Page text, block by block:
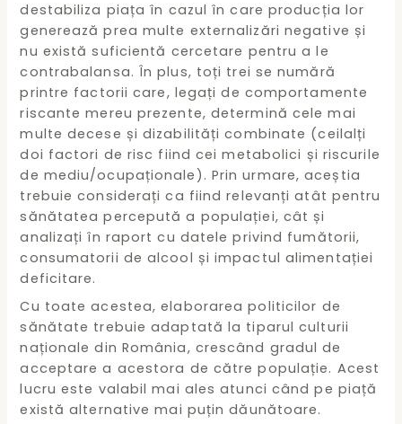
destabiliza piața în cazul în care producția lor
generează prea multe externalizări negative și
nu există suficientă cercetare pentru a le
contrabalansa. În plus, toți trei se numără
printre factorii care, legați de comportamente
riscante mereu prezente, determină cele mai
multe decese și dizabilități combinate (ceilalți
doi factori de risc fiind cei metabolici și riscurile
de mediu/ocupaționale). Prin urmare, aceștia
trebuie considerați ca fiind relevanți atât pentru
sănătatea percepută a populației, cât și
analizați în raport cu datele privind fumătorii,
consumatorii de alcool și impactul alimentației
deficitare.
Cu toate acestea, elaborarea politicilor de
sănătate trebuie adaptată la tiparul culturii
naționale din România, crescând gradul de
acceptare a acestora de către populație. Acest
lucru este valabil mai ales atunci când pe piață
există alternative mai puțin dăunătoare.